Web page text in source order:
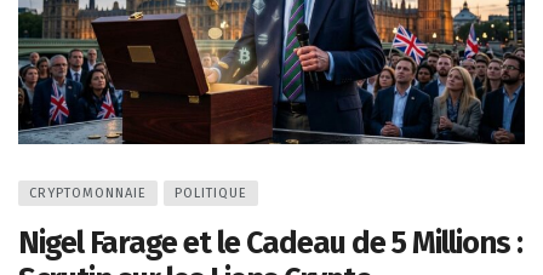
CRYPTOMONNAIE POLITIQUE
Nigel Farage et le Cadeau de 5 Millions :